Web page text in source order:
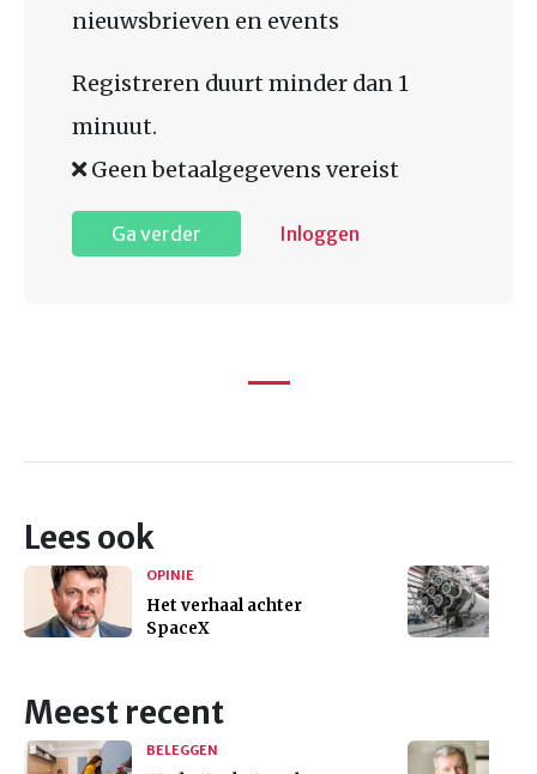
nieuwsbrieven en events
Registreren duurt minder dan 1
minuut.
Geen betaalgegevens vereist
Ga verder Inloggen
Lees ook
OPINIE
Het verhaal achter
SpaceX
Meest recent
BELEGGEN